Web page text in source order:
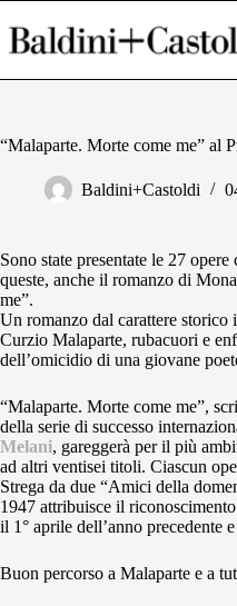
al
contenuto
“Malaparte. Morte come me” al
Baldini+Castoldi
Sono state presentate le 27
queste, anche il romanzo di
me”.
Un romanzo dal carattere
Curzio Malaparte, rubacuori e
dell’omicidio di una giovane
“Malaparte. Morte come me”,
della serie di successo
Melani, gareggerà per il più
ad altri ventisei titoli. Ciascun
Strega da due “Amici della
1947 attribuisce il
il 1° aprile dell’anno precedente
Buon percorso a Malaparte e a